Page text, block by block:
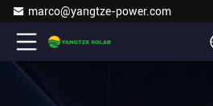
marco@yangtze-power.com